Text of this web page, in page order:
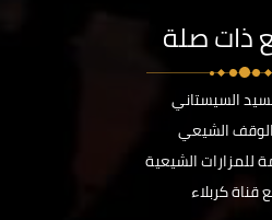
ذات صلة
السيستاني
الشيعي
للمزارات الشيعية
قناة كربلاء